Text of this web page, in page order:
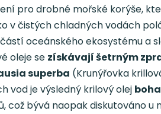
pro drobné mořské korýše,
v čistých chladných vodách
oceánského ekosystému a
oleje se získávají šetrným
superba (Krunýřovka
vod je výsledný krilový olej
což bývá naopak diskutováno